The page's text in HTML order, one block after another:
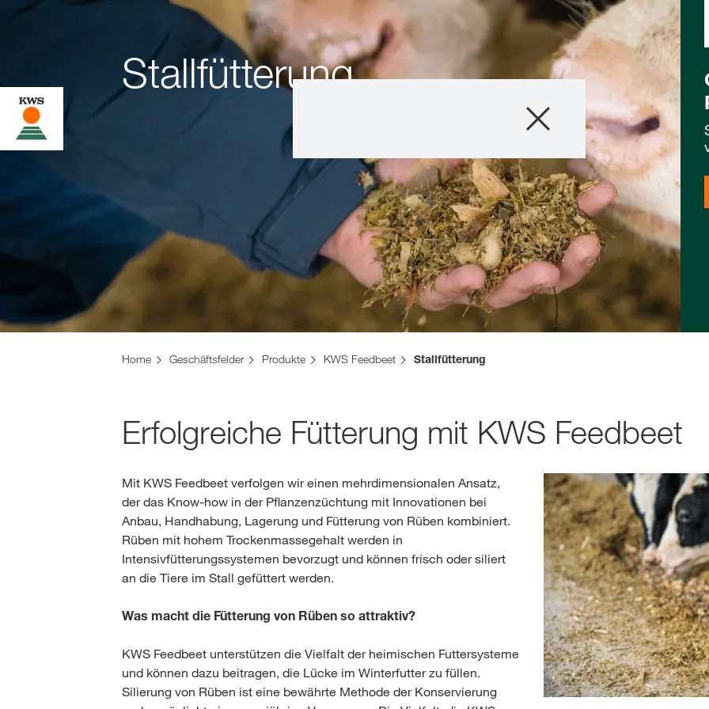
Unternehmen
Geschäftsfelder
Karriere
Investoren
Innovation
English
Local
Country
Home Geschäftsfelder Produkte KWS Feedbeet Stallfütterung
Stallfütterung
Erfolgreiche Fütterung mit KWS Feedbeet
Mit KWS Feedbeet verfolgen wir einen mehrdimensionalen Ansatz,
der das Know-how in der Pflanzenzüchtung mit Innovationen bei
Anbau, Handhabung, Lagerung und Fütterung von Rüben kombiniert.
Rüben mit hohem Trockenmassegehalt werden in
Intensivfütterungssystemen bevorzugt und können frisch oder siliert
an die Tiere im Stall gefüttert werden.
Was macht die Fütterung von Rüben so attraktiv?
KWS Feedbeet unterstützen die Vielfalt der heimischen Futtersysteme
und können dazu beitragen, die Lücke im Winterfutter zu füllen.
Silierung von Rüben ist eine bewährte Methode der Konservierung